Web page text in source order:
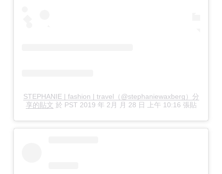
STEPHANIE | fashion | travel（@stephaniewaxberg）分
享的貼文 於 PST 2019 年 2月 月 28 日 上午 10:16 張貼